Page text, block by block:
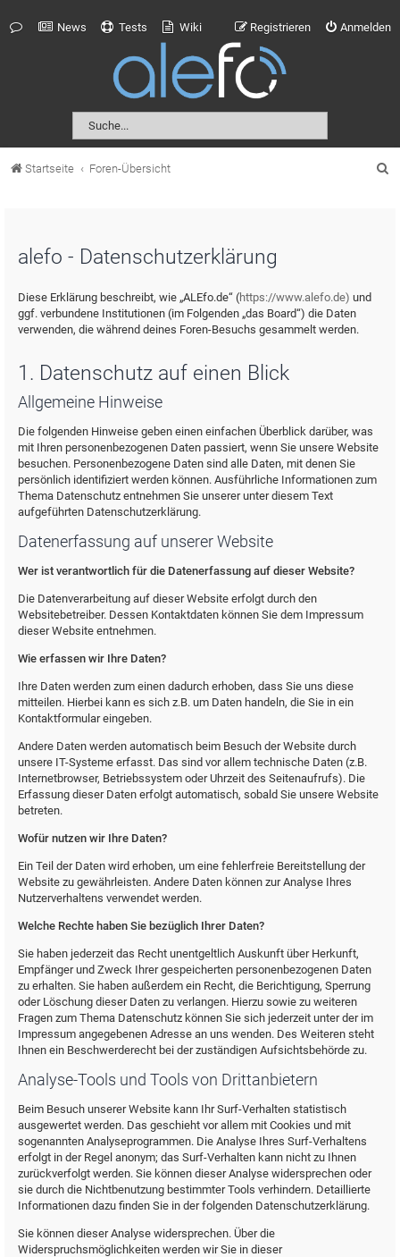
News Tests Wiki Anmelden
Registrieren
Startseite Foren-Übersicht
alefo - Datenschutzerklärung
Diese Erklärung beschreibt, wie „ALEfo.de“ (https://www.alefo.de) und
ggf. verbundene Institutionen (im Folgenden „das Board“) die Daten
verwenden, die während deines Foren-Besuchs gesammelt werden.
1. Datenschutz auf einen Blick
Allgemeine Hinweise
Die folgenden Hinweise geben einen einfachen Überblick darüber, was
mit Ihren personenbezogenen Daten passiert, wenn Sie unsere Website
besuchen. Personenbezogene Daten sind alle Daten, mit denen Sie
persönlich identifiziert werden können. Ausführliche Informationen zum
Thema Datenschutz entnehmen Sie unserer unter diesem Text
aufgeführten Datenschutzerklärung.
Datenerfassung auf unserer Website
Wer ist verantwortlich für die Datenerfassung auf dieser Website?
Die Datenverarbeitung auf dieser Website erfolgt durch den
Websitebetreiber. Dessen Kontaktdaten können Sie dem Impressum
dieser Website entnehmen.
Wie erfassen wir Ihre Daten?
Ihre Daten werden zum einen dadurch erhoben, dass Sie uns diese
mitteilen. Hierbei kann es sich z.B. um Daten handeln, die Sie in ein
Kontaktformular eingeben.
Andere Daten werden automatisch beim Besuch der Website durch
unsere IT-Systeme erfasst. Das sind vor allem technische Daten (z.B.
Internetbrowser, Betriebssystem oder Uhrzeit des Seitenaufrufs). Die
Erfassung dieser Daten erfolgt automatisch, sobald Sie unsere Website
betreten.
Wofür nutzen wir Ihre Daten?
Ein Teil der Daten wird erhoben, um eine fehlerfreie Bereitstellung der
Website zu gewährleisten. Andere Daten können zur Analyse Ihres
Nutzerverhaltens verwendet werden.
Welche Rechte haben Sie bezüglich Ihrer Daten?
Sie haben jederzeit das Recht unentgeltlich Auskunft über Herkunft,
Empfänger und Zweck Ihrer gespeicherten personenbezogenen Daten
zu erhalten. Sie haben außerdem ein Recht, die Berichtigung, Sperrung
oder Löschung dieser Daten zu verlangen. Hierzu sowie zu weiteren
Fragen zum Thema Datenschutz können Sie sich jederzeit unter der im
Impressum angegebenen Adresse an uns wenden. Des Weiteren steht
Ihnen ein Beschwerderecht bei der zuständigen Aufsichtsbehörde zu.
Analyse-Tools und Tools von Drittanbietern
Beim Besuch unserer Website kann Ihr Surf-Verhalten statistisch
ausgewertet werden. Das geschieht vor allem mit Cookies und mit
sogenannten Analyseprogrammen. Die Analyse Ihres Surf-Verhaltens
erfolgt in der Regel anonym; das Surf-Verhalten kann nicht zu Ihnen
zurückverfolgt werden. Sie können dieser Analyse widersprechen oder
sie durch die Nichtbenutzung bestimmter Tools verhindern. Detaillierte
Informationen dazu finden Sie in der folgenden Datenschutzerklärung.
Sie können dieser Analyse widersprechen. Über die
Widerspruchsmöglichkeiten werden wir Sie in dieser